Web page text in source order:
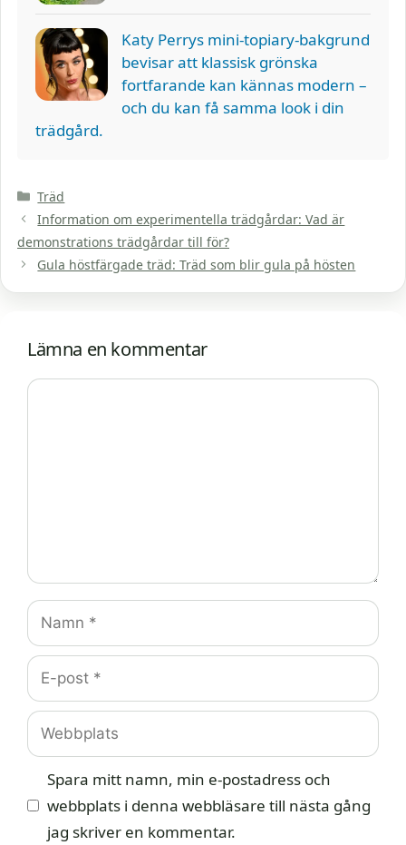
Katy Perrys mini-topiary-bakgrund
bevisar att klassisk grönska
fortfarande kan kännas modern –
och du kan få samma look i din
trädgård.
Kategorier
Träd
Information om experimentella trädgårdar: Vad är
demonstrations trädgårdar till för?
Gula höstfärgade träd: Träd som blir gula på hösten
Lämna en kommentar
Kommentar
Namn
E-
post
Webbplats
Spara mitt namn, min e-postadress och
webbplats i denna webbläsare till nästa gång
jag skriver en kommentar.